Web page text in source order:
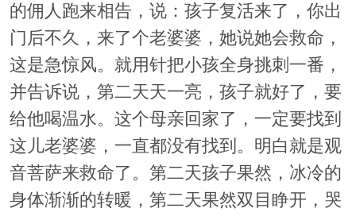
的佣人跑来相告，说：孩子复活来了，你出
门后不久，来了个老婆婆，她说她会救命，
这是急惊风。就用针把小孩全身挑刺一番，
并告诉说，第二天天一亮，孩子就好了，要
给他喝温水。这个母亲回家了，一定要找到
这儿老婆婆，一直都没有找到。明白就是观
音菩萨来救命了。第二天孩子果然，冰冷的
身体渐渐的转暖，第二天果然双目睁开，哭